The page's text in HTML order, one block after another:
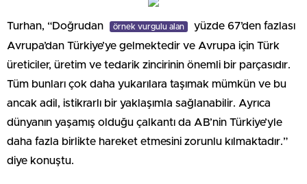
Turhan, “Doğrudan örnek vurgulu alan
yüzde 67’den fazlası
Avrupa’dan Türkiye’ye gelmektedir ve Avrupa için Türk
üreticiler, üretim ve tedarik zincirinin önemli bir parçasıdır.
Tüm bunları çok daha yukarılara taşımak mümkün ve bu
ancak adil, istikrarlı bir yaklaşımla sağlanabilir. Ayrıca
dünyanın yaşamış olduğu çalkantı da AB’nin Türkiye’yle
daha fazla birlikte hareket etmesini zorunlu kılmaktadır.”
diye konuştu.